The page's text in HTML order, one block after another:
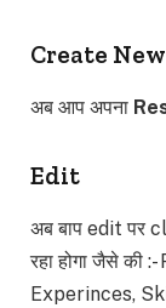
Create
अब आप अपना
Edit
अब बाप edit पर
रहा होगा जैसे की
Experinces,